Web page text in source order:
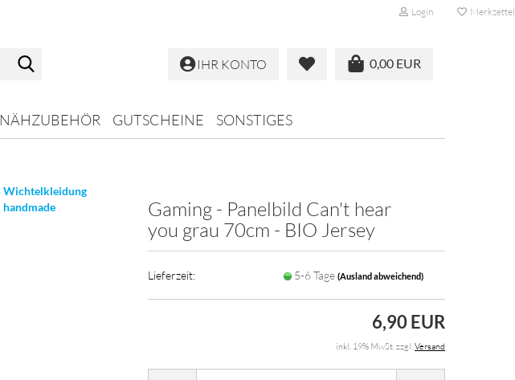
Login Merkzettel
0,00 EUR
IHR KONTO
NÄHZUBEHÖR GUTSCHEINE SONSTIGES
Wichtelkleidung
handmade
Gaming - Panelbild Can't hear
you grau 70cm - BIO Jersey
Lieferzeit: 5-6 Tage(Ausland abweichend)
6,90 EUR
inkl. 19% MwSt. zzgl.Versand